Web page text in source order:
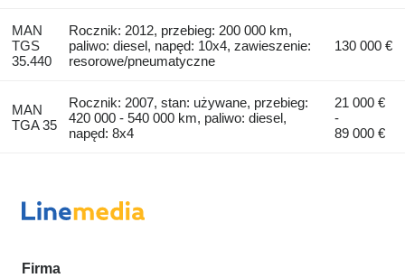
MAN
TGS
35.440
Rocznik: 2012, przebieg: 200 000 km,
paliwo: diesel, napęd: 10x4, zawieszenie:
resorowe/pneumatyczne
130 000 €
MAN
TGA 35
Rocznik: 2007, stan: używane, przebieg:
420 000 - 540 000 km, paliwo: diesel,
napęd: 8x4
21 000 €
-
89 000 €
Firma